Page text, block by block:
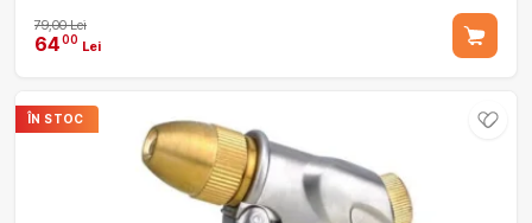
79,00 Lei
6400 Lei
ÎN STOC